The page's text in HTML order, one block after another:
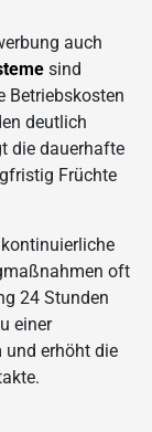
auch
sind
Betriebskosten
deutlich
die dauerhafte
Früchte
oft
24 Stunden
einer
erhöht die